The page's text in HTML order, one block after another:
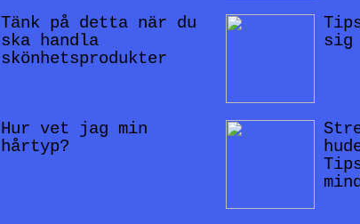
Tänk på detta när du
ska handla
skönhetsprodukter
Hur vet jag min
hårtyp?
sig